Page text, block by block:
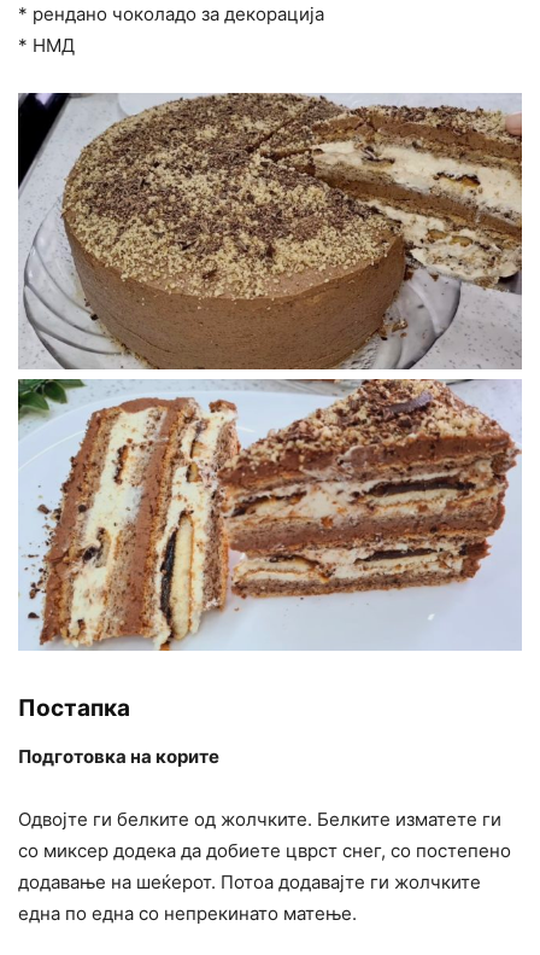
* рендано чоколадо за декорација
* НМД
Постапка
Подготовка на корите
Одвојте ги белките од жолчките. Белките изматете ги
со миксер додека да добиете цврст снег, со постепено
додавање на шеќерот. Потоа додавајте ги жолчките
една по една со непрекинато матење.